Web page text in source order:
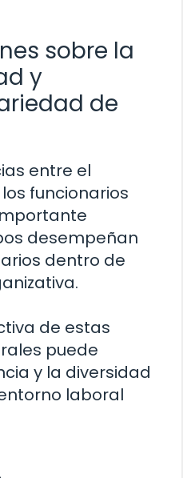
sobre la
y
de
entre el
funcionarios
desempeñan
dentro de
de estas
puede
y la diversidad
laboral